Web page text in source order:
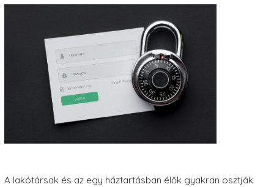
A lakótársak és az egy háztartásban élők gyakran osztják